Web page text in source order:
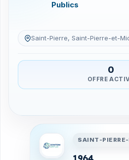
Publics
Saint-Pierre, Saint-Pierre-et-
0
OFFRE
SAINT-